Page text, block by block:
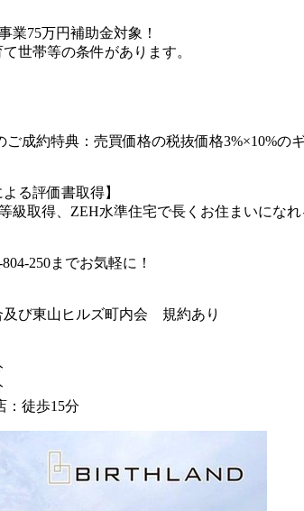
業75万円補助金対象！
世帯等の条件があります。
成約特典：売買価格の税抜価格3%×10%の
る評価書取得】
級取得、ZEH水準住宅で長くお住まいになれ
250までお気軽に！
び東山ヒルズ町内会 規約あり
：徒歩15分